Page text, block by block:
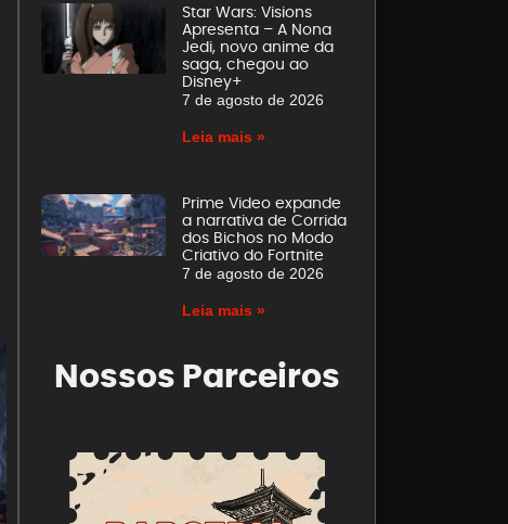
Star Wars: Visions
Apresenta – A Nona
Jedi, novo anime da
saga, chegou ao
Disney+
7 de agosto de 2026
Leia mais »
Prime Video expande
a narrativa de Corrida
dos Bichos no Modo
Criativo do Fortnite
7 de agosto de 2026
Leia mais »
Nossos Parceiros